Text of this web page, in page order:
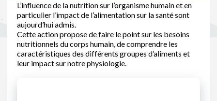
L’influence de la nutrition sur l’organisme humain et en
particulier l’impact de l’alimentation sur la santé sont
aujourd’hui admis.
Cette action propose de faire le point sur les besoins
nutritionnels du corps humain, de comprendre les
caractéristiques des différents groupes d’aliments et
leur impact sur notre physiologie.